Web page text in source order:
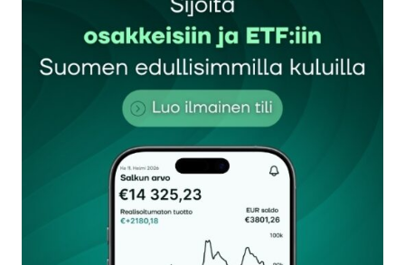
Sähköpostiosoitettasi ei julkaista.Pakolliset
kentät on merkitty*
Kommentti*